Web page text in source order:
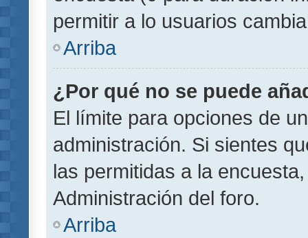
permitir a lo usuarios
Arriba
¿Por qué no se puede
El límite para opciones de
administración. Si sientes
las permitidas a la
Administración del foro.
Arriba